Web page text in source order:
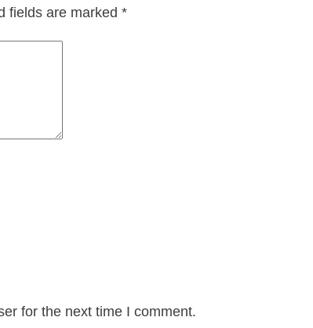
fields are marked *
for the next time I comment.